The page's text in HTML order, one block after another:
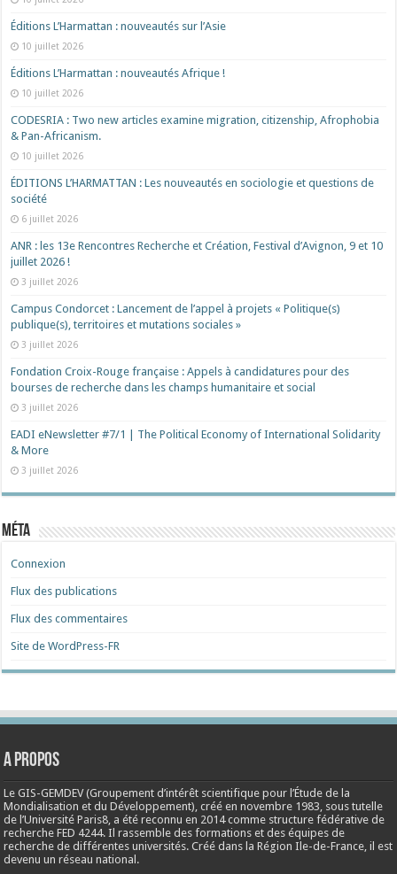
Éditions L’Harmattan : nouveautés sur l’Asie
10 juillet 2026
Éditions L’Harmattan : nouveautés Afrique !​
10 juillet 2026
CODESRIA : Two new articles examine migration, citizenship, Afrophobia
& Pan-Africanism.
10 juillet 2026
ÉDITIONS L’HARMATTAN : Les nouveautés en sociologie et questions de
société
6 juillet 2026
ANR : les 13e Rencontres Recherche et Création, Festival d’Avignon, 9 et 10
juillet 2026 !
3 juillet 2026
Campus Condorcet : Lancement de l’appel à projets « Politique(s)
publique(s), territoires et mutations sociales »
3 juillet 2026
Fondation Croix-Rouge française : Appels à candidatures pour des
bourses de recherche dans les champs humanitaire et social
3 juillet 2026
EADI eNewsletter #7/1 | The Political Economy of International Solidarity
& More
3 juillet 2026
Méta
Connexion
Flux des publications
Flux des commentaires
Site de WordPress-FR
A propos
Le GIS-GEMDEV (Groupement d’intérêt scientifique pour l’Étude de la
Mondialisation et du Développement), créé ennovembre 1983 , sous tutelle
de l’Université Paris8, a été reconnu en 2014 comme structure fédérative de
recherche FED 4244. Il rassemble des formations et des équipes de
recherche de différentes universités. Créé dans la Région Ile-de-France, il est
devenu un réseau national.